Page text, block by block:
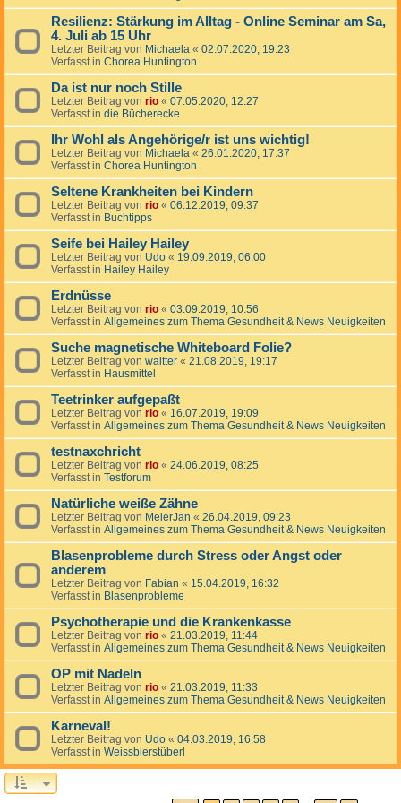
Resilienz: Stärkung im Alltag - Online Seminar am Sa,
4. Juli ab 15 Uhr
Letzter Beitrag von Michaela « 02.07.2020, 19:23
Verfasst in Chorea Huntington
Da ist nur noch Stille
Letzter Beitrag von rio « 07.05.2020, 12:27
Verfasst in die Bücherecke
Ihr Wohl als Angehörige/r ist uns wichtig!
Letzter Beitrag von Michaela « 26.01.2020, 17:37
Verfasst in Chorea Huntington
Seltene Krankheiten bei Kindern
Letzter Beitrag von rio « 06.12.2019, 09:37
Verfasst in Buchtipps
Seife bei Hailey Hailey
Letzter Beitrag von Udo « 19.09.2019, 06:00
Verfasst in Hailey Hailey
Erdnüsse
Letzter Beitrag von rio « 03.09.2019, 10:56
Verfasst in Allgemeines zum Thema Gesundheit & News Neuigkeiten
Suche magnetische Whiteboard Folie?
Letzter Beitrag von waltter « 21.08.2019, 19:17
Verfasst in Hausmittel
Teetrinker aufgepaßt
Letzter Beitrag von rio « 16.07.2019, 19:09
Verfasst in Allgemeines zum Thema Gesundheit & News Neuigkeiten
testnaxchricht
Letzter Beitrag von rio « 24.06.2019, 08:25
Verfasst in Testforum
Natürliche weiße Zähne
Letzter Beitrag von MeierJan « 26.04.2019, 09:23
Verfasst in Allgemeines zum Thema Gesundheit & News Neuigkeiten
Blasenprobleme durch Stress oder Angst oder
anderem
Letzter Beitrag von Fabian « 15.04.2019, 16:32
Verfasst in Blasenprobleme
Psychotherapie und die Krankenkasse
Letzter Beitrag von rio « 21.03.2019, 11:44
Verfasst in Allgemeines zum Thema Gesundheit & News Neuigkeiten
OP mit Nadeln
Letzter Beitrag von rio « 21.03.2019, 11:33
Verfasst in Allgemeines zum Thema Gesundheit & News Neuigkeiten
Karneval!
Letzter Beitrag von Udo « 04.03.2019, 16:58
Verfasst in Weissbierstüberl